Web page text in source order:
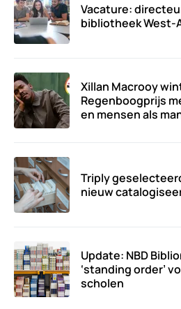
Vacature:
bibliotheek West-
Xillan Macrooy
Regenboogprijs
en mensen als
Triply
nieuw
Update: NBD
‘standing order’
scholen